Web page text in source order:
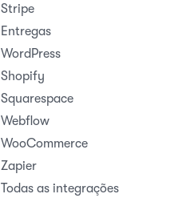
Stripe
Entregas
WordPress
Shopify
Squarespace
Webflow
WooCommerce
Zapier
Todas as integrações